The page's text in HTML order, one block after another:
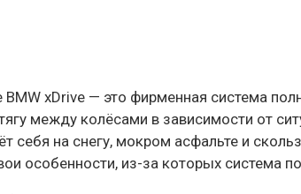
xDrive — это фирменная система
между колёсами в зависимости от
себя на снегу, мокром асфальте и
особенности, из-за которых система